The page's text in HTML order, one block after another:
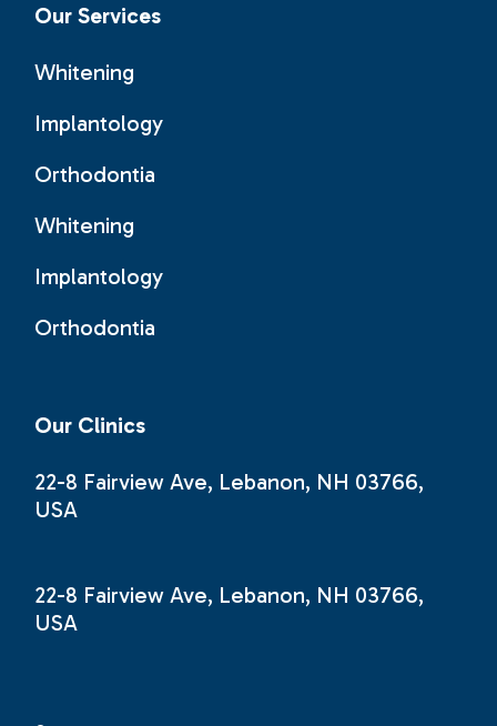
Our Services
Whitening
Implantology
Orthodontia
Whitening
Implantology
Orthodontia
Our Clinics
22-8 Fairview Ave, Lebanon, NH 03766,
USA
22-8 Fairview Ave, Lebanon, NH 03766,
USA